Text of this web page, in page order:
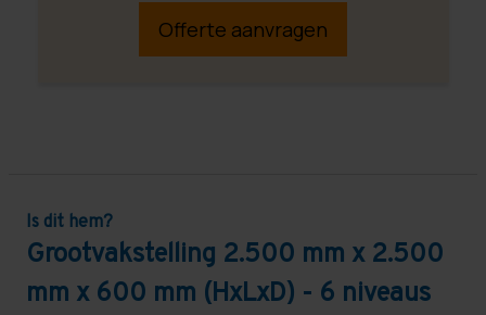
Offerte aanvragen
Is dit hem?
Grootvakstelling 2.500 mm x 2.500
mm x 600 mm (HxLxD) - 6 niveaus